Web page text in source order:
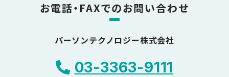
お電話・FAXでのお問い合わせ
パーソンテクノロジー株式会社
03-3363-9111